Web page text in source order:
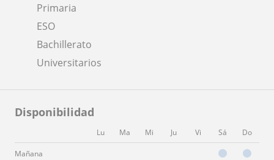
Primaria
ESO
Bachillerato
Universitarios
Disponibilidad
Lu Ma Mi Ju Vi Sá Do
Mañana